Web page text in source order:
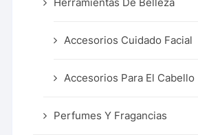
Herramientas De Belleza
Accesorios Cuidado Facial
Accesorios Para El Cabello
Perfumes Y Fragancias